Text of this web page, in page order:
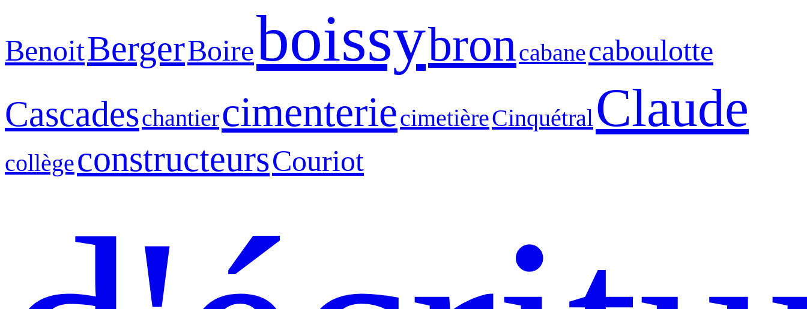
BenoitBergerBoireboissybroncabanecaboulotte
CascadeschantiercimenteriecimetièreCinquétralClaude
collègeconstructeursCouriot